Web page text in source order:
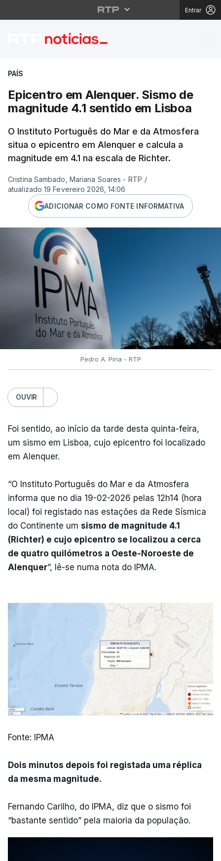
Entrar
Epicentro em
PAÍS
Epicentro em Alenquer. Sismo de
magnitude 4.1 sentido em Lisboa
O Instituto Português do Mar e da Atmosfera
situa o epicentro em Alenquer e calcula a
magnitude em 4.1 na escala de Richter.
Cristina Sambado, Mariana Soares - RTP /
atualizado 19 Fevereiro 2026, 14:06
ADICIONAR COMO FONTE INFORMATIVA
Pedro A. Pina - RTP
OUVIR
Foi sentido, ao início da tarde desta quinta-feira,
um sismo em Lisboa, cujo epicentro foi localizado
em Alenquer.
“O Instituto Português do Mar e da Atmosfera
informa que no dia 19-02-2026 pelas 12h14 (hora
local) foi registado nas estações da Rede Sísmica
do Continente um sismo de magnitude 4.1
(Richter) e cujo epicentro se localizou a cerca
de quatro quilómetros a Oeste-Noroeste de
Alenquer”, lê-se numa nota do IPMA.
Fonte: IPMA
Dois minutos depois foi registada uma réplica
da mesma magnitude.
Fernando Carilho, do IPMA, diz que o sismo foi
“bastante sentido” pela maioria da população.